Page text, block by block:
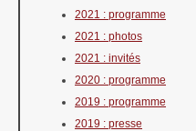
2021 : programme
2021 : photos
2021 : invités
2020 : programme
2019 : programme
2019 : presse